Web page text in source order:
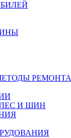
РЕМОНТА
И ШИН